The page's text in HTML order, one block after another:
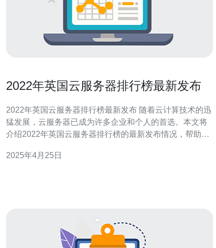
2022年英国云服务器排行榜最新发布
2022年英国云服务器排行榜最新发布 随着云计算技术的迅
猛发展，云服务器已成为许多企业和个人的首选。本文将
介绍2022年英国云服务器排行榜的最新发布情况，帮助读
高性能、强大的安全性和卓越的可靠性，
2025年4月25日